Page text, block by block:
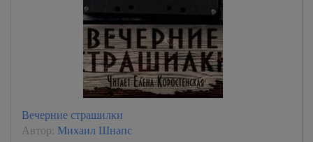
Вечерние страшилки
Автор: Михаил Шнапс